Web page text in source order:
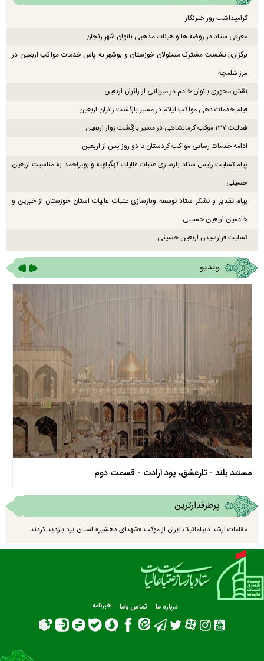
گرامیداشت روز خبرنگار
معرفی ستاد در روضه ها و هیئات مذهبی بانوان شهر زنجان
برگزاری نشست مشترک مسئولان خوزستان و بوشهر به پاس خدمات مواکب اربعین در
مرز شلمچه
نقش محوری بانوان خادم در میزبانی از زائران اربعین
فیلم خدمات دهی مواکب ایلام در مسیر بازگشت زائران اربعین
فعالیت ۱۳۷ موکب کرمانشاهی در مسیر بازگشت زوار اربعین
ادامه خدمات رسانی مواکب کردستان تا دو روز پس از اربعین
پیام تسلیت رئیس ستاد بازسازی عتبات عالیات کهگیلویه و بویراحمد به مناسبت اربعین
حسینی
پیام تقدیر و تشکر ستاد توسعه وبازسازی عتبات عالیات استان خوزستان از خیرین و
خادمین اربعین حسینی
تسلیت فرارسیدن اربعین حسینی
ویدیو
مستند بلند - تارعشق، پود ارادت - قسمت دوم
پرطرفدارترین
مقامات ارشد دیپلماتیک ایران از موکب «شهدای دهشیر» استان یزد بازدید کردند
درباره ما تماس باما خبرنامه